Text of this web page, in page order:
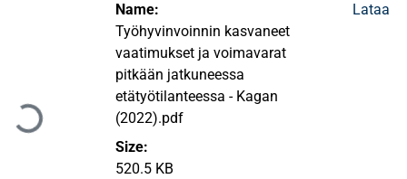
Ladataan...
Name:
Työhyvinvoinnin kasvaneet
vaatimukset ja voimavarat
pitkään jatkuneessa
etätyötilanteessa - Kagan
(2022).pdf
Size:
520.5 KB
Lataa